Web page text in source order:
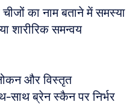
शारीरिक समन्वय
और विस्तृत
साथ ब्रेन स्कैन पर निर्भर